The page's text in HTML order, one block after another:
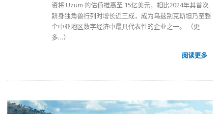
资将 Uzum 的估值推高至 15亿美元，相比2024年其首次
跻身独角兽行列时增长近三成，成为乌兹别克斯坦乃至整
个中亚地区数字经济中最具代表性的企业之一。
（更
多…）
阅读更多